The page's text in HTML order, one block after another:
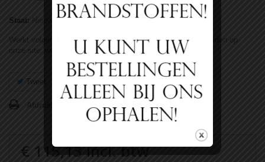
Staat: Nieuw product
Werkt volgens ons koop ruil systeem. Kijk voor de voorwaarden op
onze site: www.lasengas.nl
Tweet
Afdrukken
€ 115,13incl. btw